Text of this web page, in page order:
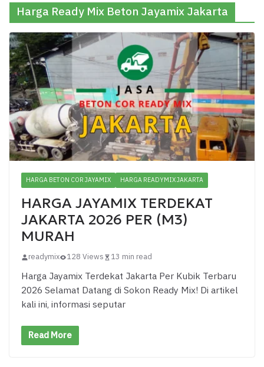
Harga Ready Mix Beton Jayamix Jakarta
HARGA BETON COR JAYAMIX HARGA READYMIX JAKARTA
HARGA JAYAMIX TERDEKAT
JAKARTA 2026 PER (M3)
MURAH
readymix 128 Views 13 min read
Harga Jayamix Terdekat Jakarta Per Kubik Terbaru
2026 Selamat Datang di Sokon Ready Mix! Di artikel
kali ini, informasi seputar
Read More